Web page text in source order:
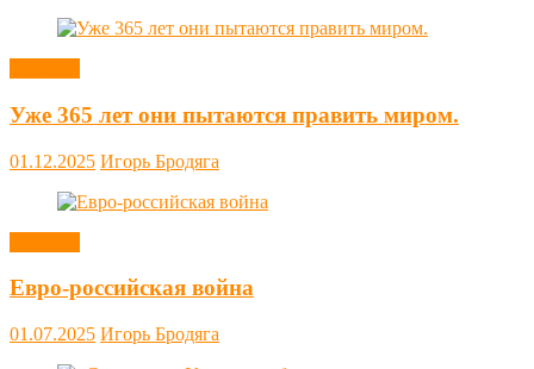
Уже 365 лет они пытаются править миром.
01.12.2025 Игорь Бродяга
Евро-российская война
01.07.2025 Игорь Бродяга